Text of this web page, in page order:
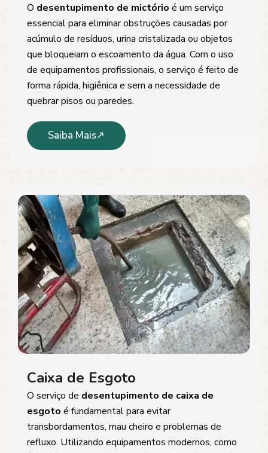
O desentupimento de mictório é um serviço
essencial para eliminar obstruções causadas por
acúmulo de resíduos, urina cristalizada ou objetos
que bloqueiam o escoamento da água. Com o uso
de equipamentos profissionais, o serviço é feito de
forma rápida, higiênica e sem a necessidade de
quebrar pisos ou paredes.
Saiba Mais
Caixa de Esgoto
O serviço de desentupimento de caixa de
esgoto é fundamental para evitar
transbordamentos, mau cheiro e problemas de
refluxo. Utilizando equipamentos modernos, como